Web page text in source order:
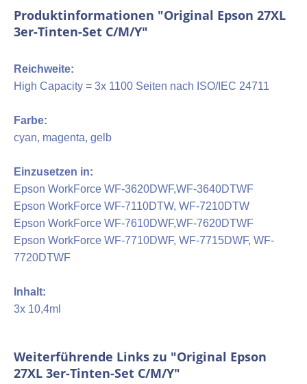
Produktinformationen "Original Epson 27XL
3er-Tinten-Set C/M/Y"
Reichweite:
High Capacity = 3x 1100 Seiten nach ISO/IEC 24711
Farbe:
cyan, magenta, gelb
Einzusetzen in:
Epson WorkForce WF-3620DWF,WF-3640DTWF
Epson WorkForce WF-7110DTW, WF-7210DTW
Epson WorkForce WF-7610DWF,WF-7620DTWF
Epson WorkForce WF-7710DWF, WF-7715DWF, WF-
7720DTWF
Inhalt:
3x 10,4ml
Weiterführende Links zu "Original Epson
27XL 3er-Tinten-Set C/M/Y"